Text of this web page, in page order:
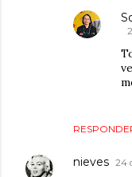
nieves 24